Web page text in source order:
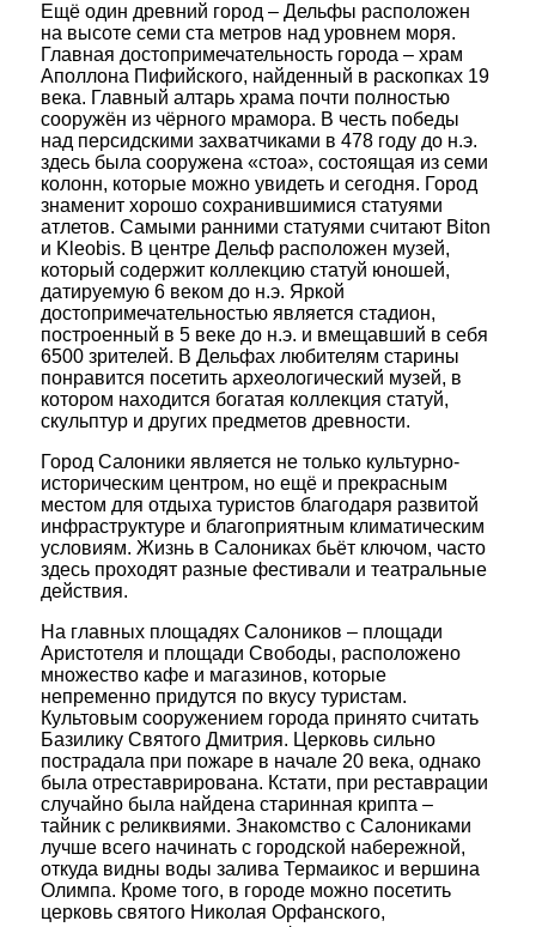
Ещё один древний город – Дельфы расположен
на высоте семи ста метров над уровнем моря.
Главная достопримечательность города – храм
Аполлона Пифийского, найденный в раскопках 19
века. Главный алтарь храма почти полностью
сооружён из чёрного мрамора. В честь победы
над персидскими захватчиками в 478 году до н.э.
здесь была сооружена «стоа», состоящая из семи
колонн, которые можно увидеть и сегодня. Город
знаменит хорошо сохранившимися статуями
атлетов. Самыми ранними статуями считают Biton
и Kleobis. В центре Дельф расположен музей,
который содержит коллекцию статуй юношей,
датируемую 6 веком до н.э. Яркой
достопримечательностью является стадион,
построенный в 5 веке до н.э. и вмещавший в себя
6500 зрителей. В Дельфах любителям старины
понравится посетить археологический музей, в
котором находится богатая коллекция статуй,
скульптур и других предметов древности.
Город Салоники является не только культурно-
историческим центром, но ещё и прекрасным
местом для отдыха туристов благодаря развитой
инфраструктуре и благоприятным климатическим
условиям. Жизнь в Салониках бьёт ключом, часто
здесь проходят разные фестивали и театральные
действия.
На главных площадях Салоников – площади
Аристотеля и площади Свободы, расположено
множество кафе и магазинов, которые
непременно придутся по вкусу туристам.
Культовым сооружением города принято считать
Базилику Святого Дмитрия. Церковь сильно
пострадала при пожаре в начале 20 века, однако
была отреставрирована. Кстати, при реставрации
случайно была найдена старинная крипта –
тайник с реликвиями. Знакомство с Салониками
лучше всего начинать с городской набережной,
откуда видны воды залива Термаикос и вершина
Олимпа. Кроме того, в городе можно посетить
церковь святого Николая Орфанского,